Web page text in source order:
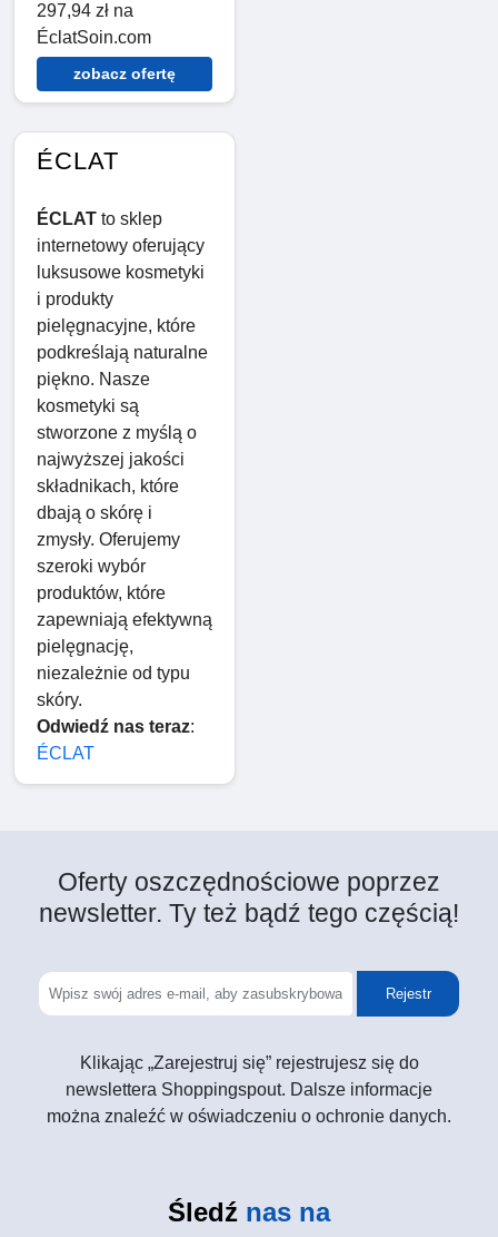
297,94 zł na
ÉclatSoin.com
zobacz ofertę
ÉCLAT
ÉCLAT to sklep
internetowy oferujący
luksusowe kosmetyki
i produkty
pielęgnacyjne, które
podkreślają naturalne
piękno. Nasze
kosmetyki są
stworzone z myślą o
najwyższej jakości
składnikach, które
dbają o skórę i
zmysły. Oferujemy
szeroki wybór
produktów, które
zapewniają efektywną
pielęgnację,
niezależnie od typu
skóry.
Odwiedź nas teraz:
ÉCLAT
Oferty oszczędnościowe poprzez
newsletter. Ty też bądź tego częścią!
Rejestr
Klikając „Zarejestruj się” rejestrujesz się do
newslettera Shoppingspout. Dalsze informacje
można znaleźć w oświadczeniu o ochronie danych.
Śledź nas na